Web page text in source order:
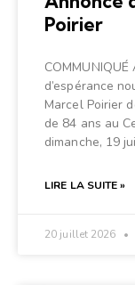
Poirier
d’espérance
Marcel Poirier
de 84 ans au
dimanche, 19
LIRE LA SUITE »
20 juillet 2026